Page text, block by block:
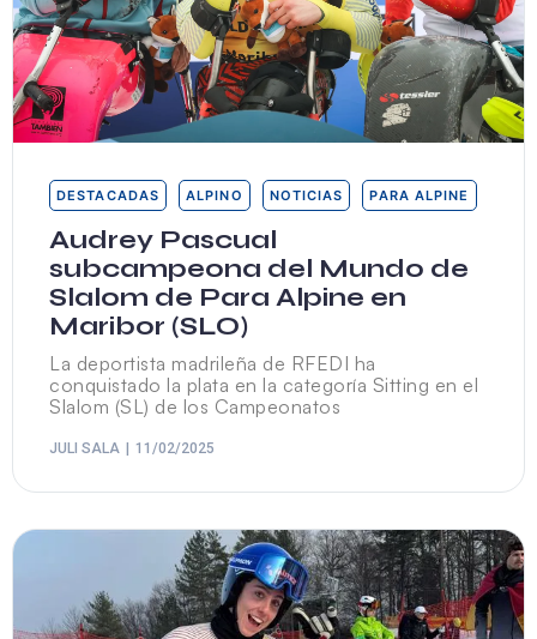
DESTACADAS ALPINO NOTICIAS PARA ALPINE
Audrey Pascual
subcampeona del Mundo de
Slalom de Para Alpine en
Maribor (SLO)
La deportista madrileña de RFEDI ha
conquistado la plata en la categoría Sitting en el
Slalom (SL) de los Campeonatos
JULI SALA 11/02/2025